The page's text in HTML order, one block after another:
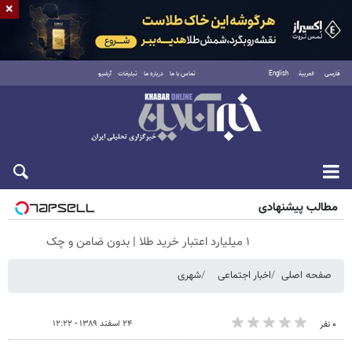
فارسی العربية English تماس با ما درباره ما تبلیغات آرشیو
جمعه ۱۶ مرداد ۱۴۰۵
مطالب پیشنهادی
۱ میلیارد اعتبار خرید طلا | بدون ضامن و چک
صفحه اصلی اخبار اجتماعی شهری
۰ نفر ۲۴ اسفند ۱۳۸۹ - ۱۲:۲۲
×